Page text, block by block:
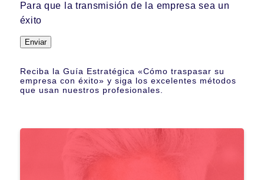
Para que la transmisión de la empresa sea un
éxito
Enviar
Reciba la Guía Estratégica «Cómo traspasar su
empresa con éxito» y siga los excelentes métodos
que usan nuestros profesionales.